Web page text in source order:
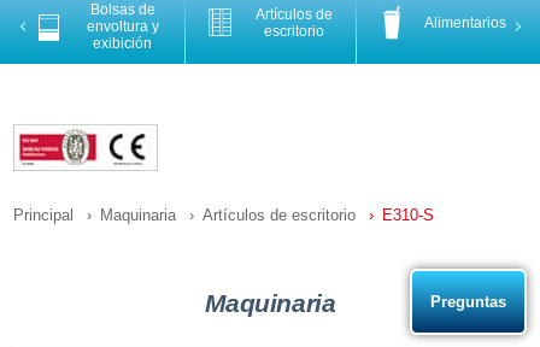
Previous
Bolsas de
envoltura y
exibición
Artículos de
escritorio
Alimentarios
Principal Maquinaria Artículos de escritorio E310-S
Maquinaria Preguntas